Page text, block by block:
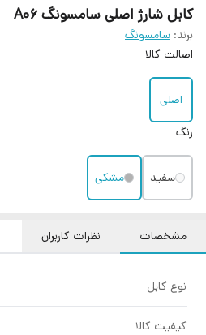
کابل شارژ اصلی سامسونگ A06
برند: سامسونگ
اصالت کالا
اصلی
رنگ
سفید مشکی
مشخصات نظرات کاربران
نوع کابل
کیفیت کالا